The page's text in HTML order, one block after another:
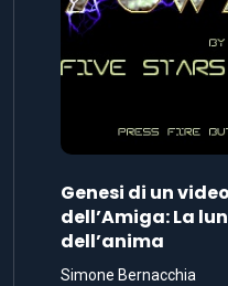
Genesi di un
dell’Amiga: La
dell’anima
Simone Bernacchia